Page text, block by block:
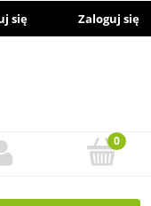
się Zaloguj się